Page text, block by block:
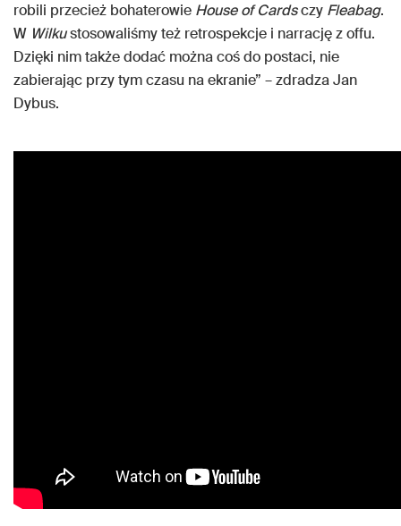
robili przecież bohaterowie House of Cardsczy Fleabag.
W Wilkustosowaliśmy też retrospekcje i narrację z offu.
Dzięki nim także dodać można coś do postaci, nie
zabierając przy tym czasu na ekranie” – zdradza Jan
Dybus.